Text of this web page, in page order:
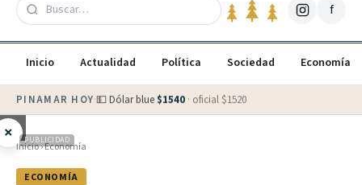
f
Inicio Actualidad Política Sociedad Economía
PINAMAR HOY·💵 Dólar blue $1540 · oficial $1520
× PUBLICIDAD
Inicio›Economía
ECONOMÍA